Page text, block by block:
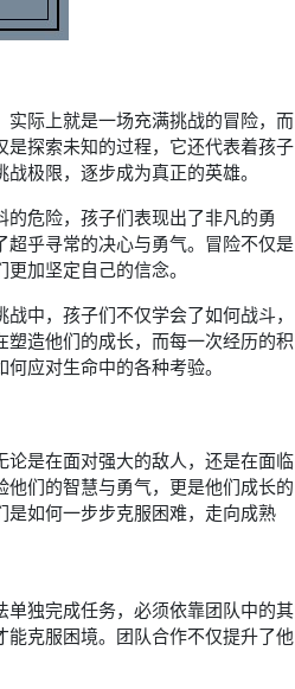
际上就是一场充满挑战的冒险，而
探索未知的过程，它还代表着孩子
极限，逐步成为真正的英雄。
危险，孩子们表现出了非凡的勇
乎寻常的决心与勇气。冒险不仅是
加坚定自己的信念。
中，孩子们不仅学会了如何战斗，
造他们的成长，而每一次经历的积
应对生命中的各种考验。
是在面对强大的敌人，还是在面临
们的智慧与勇气，更是他们成长的
如何一步步克服困难，走向成熟
独完成任务，必须依靠团队中的其
克服困境。团队合作不仅提升了他